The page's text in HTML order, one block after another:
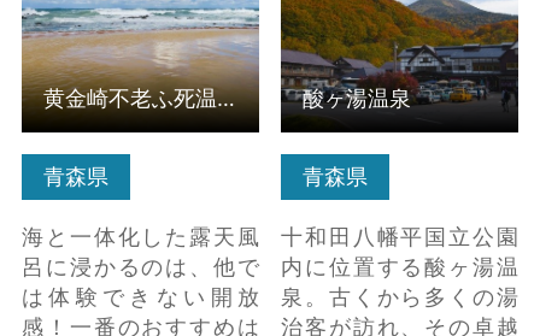
青森県
海と一体化した露天風
呂に浸かるのは、他で
は体験できない開放
感！一番のおすすめは
黄金崎不老ふ死温泉
青森県
十和田八幡平国立公園
内に位置する酸ヶ湯温
泉。古くから多くの湯
治客が訪れ、その卓越
酸ヶ湯温泉